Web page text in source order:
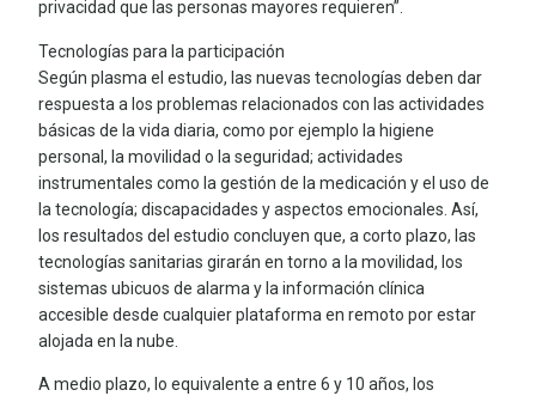
privacidad que las personas mayores requieren”.
Tecnologías para la participación
Según plasma el estudio, las nuevas tecnologías deben dar
respuesta a los problemas relacionados con las actividades
básicas de la vida diaria, como por ejemplo la higiene
personal, la movilidad o la seguridad; actividades
instrumentales como la gestión de la medicación y el uso de
la tecnología; discapacidades y aspectos emocionales. Así,
los resultados del estudio concluyen que, a corto plazo, las
tecnologías sanitarias girarán en torno a la movilidad, los
sistemas ubicuos de alarma y la información clínica
accesible desde cualquier plataforma en remoto por estar
alojada en la nube.
A medio plazo, lo equivalente a entre 6 y 10 años, los